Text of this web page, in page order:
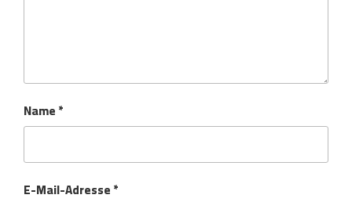
Name*
E-Mail-Adresse*